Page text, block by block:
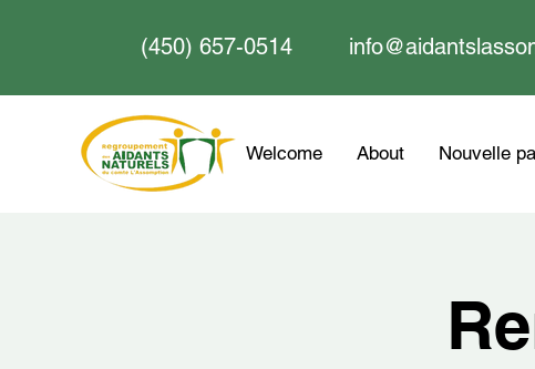
(450) 657-0514
Welcome About Nouvelle